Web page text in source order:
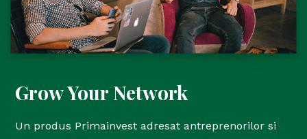
Grow Your Network
Un produs Primainvest adresat antreprenorilor si